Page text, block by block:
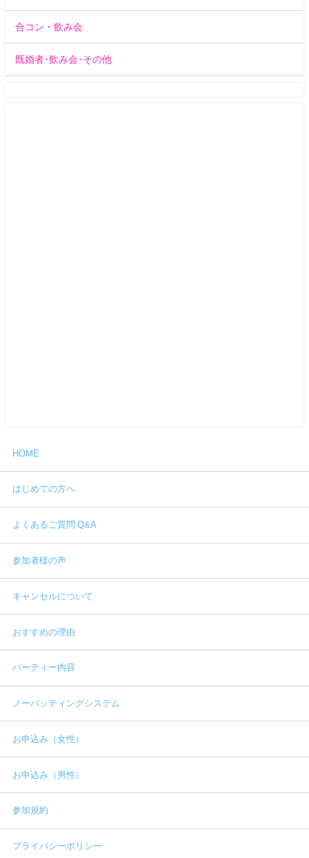
合コン・飲み会
既婚者･飲み会･その他
HOME
はじめての方へ
よくあるご質問 Q&A
参加者様の声
キャンセルについて
おすすめの理由
パーティー内容
ノーバッティングシステム
お申込み（女性）
お申込み（男性）
参加規約
プライバシーポリシー